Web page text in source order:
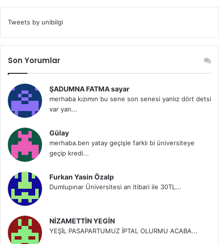
Tweets by unibilgi
Son Yorumlar
ŞADUMNA FATMA sayar
merhaba kızımın bu sene son senesi yanlız dört detsi
var yan...
Gülay
merhaba.ben yatay geçişle farklı bi üniversiteye
geçip kredi...
Furkan Yasin Özalp
Dumlupınar Üniversitesi an itibari ile 30TL...
NİZAMETTİN YEGİN
YEŞİL PASAPARTUMUZ İPTAL OLURMU ACABA...